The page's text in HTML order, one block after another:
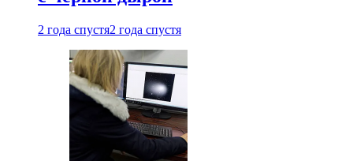
2 года спустя2 года спустя